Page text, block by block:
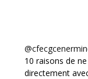
10 raisons de
directement